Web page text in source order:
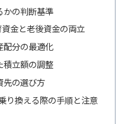
かの判断基準
金と老後資金の両立
配分の最適化
積立額の調整
先の選び方
り換える際の手順と注意